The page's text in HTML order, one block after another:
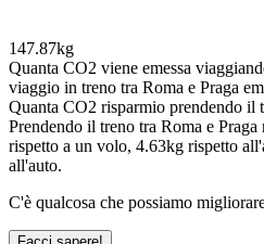
147.87kg
Quanta CO2 viene emessa
viaggio in treno tra Roma e Praga
Quanta CO2 risparmio prendendo il
Prendendo il treno tra Roma e
rispetto a un volo, 4.63kg rispetto
all'auto.
C'è qualcosa che possiamo